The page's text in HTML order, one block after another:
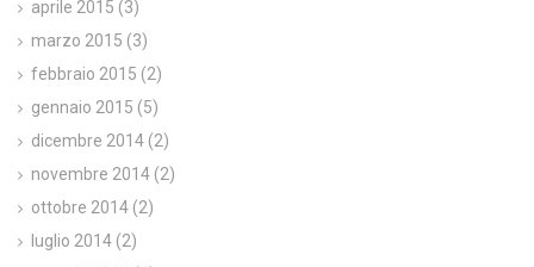
aprile 2015 (3)
marzo 2015 (3)
febbraio 2015 (2)
gennaio 2015 (5)
dicembre 2014 (2)
novembre 2014 (2)
ottobre 2014 (2)
luglio 2014 (2)